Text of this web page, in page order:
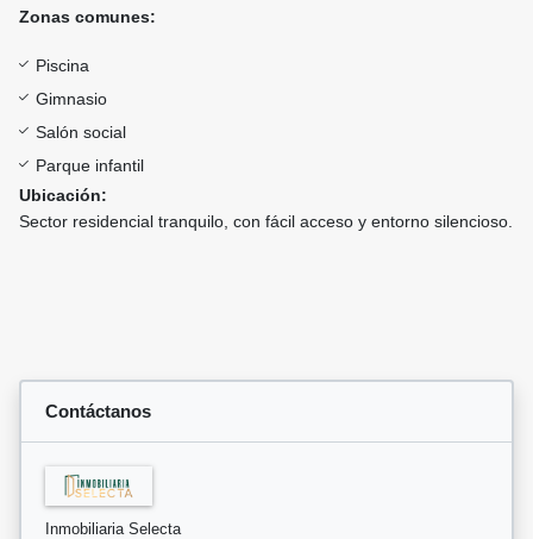
Zonas comunes:
Piscina
Gimnasio
Salón social
Parque infantil
Ubicación:
Sector residencial tranquilo, con fácil acceso y entorno silencioso.
Contáctanos
Inmobiliaria Selecta